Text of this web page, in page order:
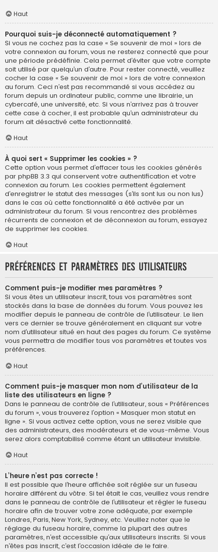
Haut
Pourquoi suis-je déconnecté automatiquement ?
Si vous ne cochez pas la case « Se souvenir de moi » lors de
votre connexion au forum, vous ne resterez connecté que pour
une période prédéfinie. Cela permet d’éviter que votre compte
soit utilisé par quelqu’un d’autre. Pour rester connecté, veuillez
cocher la case « Se souvenir de moi » lors de votre connexion
au forum. Ceci n’est pas recommandé si vous accédez au
forum depuis un ordinateur public, comme une librairie, un
cybercafé, une université, etc. Si vous n’arrivez pas à trouver
cette case à cocher, il est probable qu’un administrateur du
forum ait désactivé cette fonctionnalité.
Haut
À quoi sert « Supprimer les cookies » ?
Cette option vous permet d’effacer tous les cookies générés
par phpBB 3.3 qui conservent votre authentification et votre
connexion au forum. Les cookies permettent également
d’enregistrer le statut des messages (s’ils sont lus ou non lus)
dans le cas où cette fonctionnalité a été activée par un
administrateur du forum. Si vous rencontrez des problèmes
récurrents de connexion et de déconnexion au forum, essayez
de supprimer les cookies.
Haut
Préférences et paramètres des utilisateurs
Comment puis-je modifier mes paramètres ?
Si vous êtes un utilisateur inscrit, tous vos paramètres sont
stockés dans la base de données du forum. Vous pouvez les
modifier depuis le panneau de contrôle de l’utilisateur. Le lien
vers ce dernier se trouve généralement en cliquant sur votre
nom d’utilisateur situé en haut des pages du forum. Ce système
vous permettra de modifier tous vos paramètres et toutes vos
préférences.
Haut
Comment puis-je masquer mon nom d’utilisateur de la
liste des utilisateurs en ligne ?
Dans le panneau de contrôle de l’utilisateur, sous « Préférences
du forum », vous trouverez l’option « Masquer mon statut en
ligne ». Si vous activez cette option, vous ne serez visible que
des administrateurs, des modérateurs et de vous-même. Vous
serez alors comptabilisé comme étant un utilisateur invisible.
Haut
L’heure n’est pas correcte !
Il est possible que l’heure affichée soit réglée sur un fuseau
horaire différent du vôtre. Si tel était le cas, veuillez vous rendre
dans le panneau de contrôle de l’utilisateur et régler le fuseau
horaire afin de trouver votre zone adéquate, par exemple
Londres, Paris, New York, Sydney, etc. Veuillez noter que le
réglage du fuseau horaire, comme la plupart des autres
paramètres, n’est accessible qu’aux utilisateurs inscrits. Si vous
n’êtes pas inscrit, c’est l’occasion idéale de le faire.